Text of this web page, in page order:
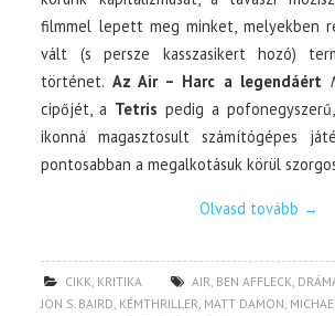
filmmel lepett meg minket, melyekben
vált (s persze kasszasikert hozó)
történet. Az Air – Harc a legendáért
cipőjét, a Tetris pedig a
ikonná magasztosult számítógépes
pontosabban a megalkotásuk körül
Olvasd tovább →
CIKK, KRITIKA AIR, BEN AFFLECK,
JON S. BAIRD, KÉMTHRILLER, MATT DAMON,